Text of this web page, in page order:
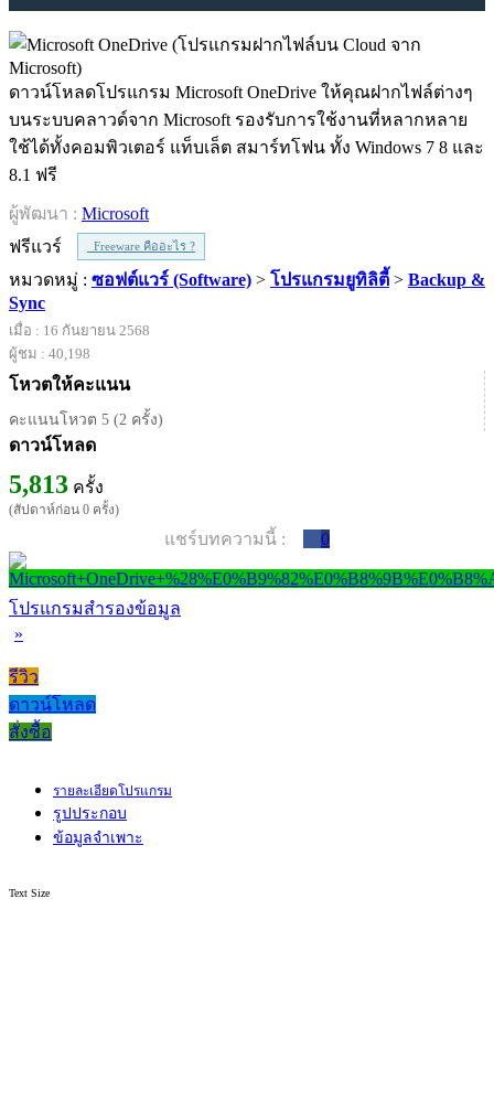
ดาวน์โหลดโปรแกรม Microsoft OneDrive ให้คุณฝากไฟล์ต่างๆ
บนระบบคลาวด์จาก Microsoft รองรับการใช้งานที่หลากหลาย
ใช้ได้ทั้งคอมพิวเตอร์ แท็บเล็ต สมาร์ทโฟน ทั้ง Windows 7 8 และ
8.1 ฟรี
ผู้พัฒนา : Microsoft
ฟรีแวร์
Freeware คืออะไร ?
หมวดหมู่ : ซอฟต์แวร์ (Software) > โปรแกรมยูทิลิตี้ > Backup &
Sync
เมื่อ : 16 กันยายน 2568
ผู้ชม : 40,198
โหวตให้คะแนน
คะแนนโหวต 5 (2 ครั้ง)
ดาวน์โหลด
5,813 ครั้ง
(สัปดาห์ก่อน 0 ครั้ง)
แชร์บทความนี้ : 0
โปรแกรมสำรองข้อมูล
»
รีวิว
ดาวน์โหลด
สั่งซื้อ
รายละเอียดโปรแกรม
รูปประกอบ
ข้อมูลจำเพาะ
Text Size